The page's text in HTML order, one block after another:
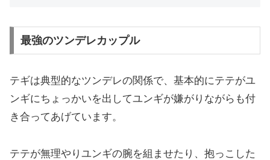
最強のツンデレカップル
テギは典型的なツンデレの関係で、基本的にテテがユ
ンギにちょっかいを出してユンギが嫌がりながらも付
き合ってあげています。
テテが無理やりユンギの腕を組ませたり、抱っこした